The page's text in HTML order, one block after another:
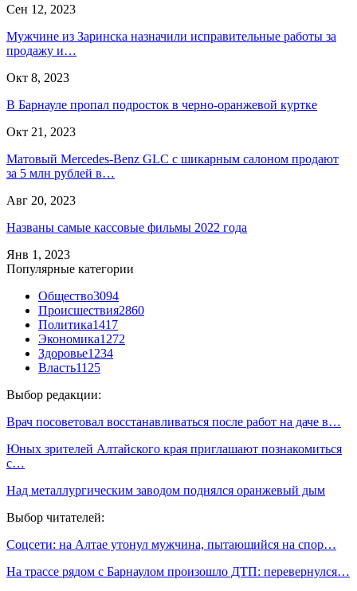
Сен 12, 2023
Мужчине из Заринска назначили исправительные работы за
продажу и…
Окт 8, 2023
В Барнауле пропал подросток в черно-оранжевой куртке
Окт 21, 2023
Матовый Mercedes-Benz GLC с шикарным салоном продают
за 5 млн рублей в…
Авг 20, 2023
Названы самые кассовые фильмы 2022 года
Янв 1, 2023
Популярные категории
Общество3094
Происшествия2860
Политика1417
Экономика1272
Здоровье1234
Власть1125
Выбор редакции:
Врач посоветовал восстанавливаться после работ на даче в…
Юных зрителей Алтайского края приглашают познакомиться
с…
Над металлургическим заводом поднялся оранжевый дым
Выбор читателей:
Соцсети: на Алтае утонул мужчина, пытающийся на спор…
На трассе рядом с Барнаулом произошло ДТП: перевернулся…